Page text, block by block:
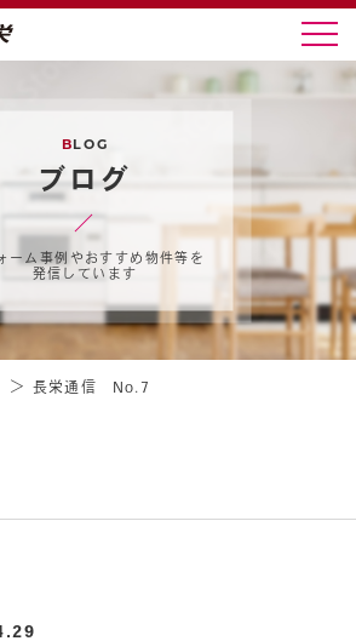
B LOG
ブログ
ーム事例やおすすめ物件等を
発信しています
長栄通信 No.7